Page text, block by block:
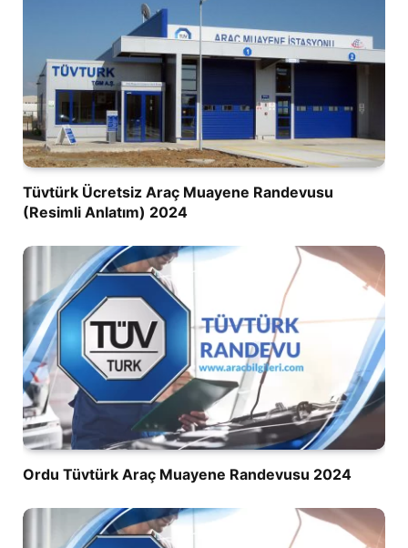
Tüvtürk Ücretsiz Araç Muayene Randevusu
(Resimli Anlatım) 2024
Ordu Tüvtürk Araç Muayene Randevusu 2024